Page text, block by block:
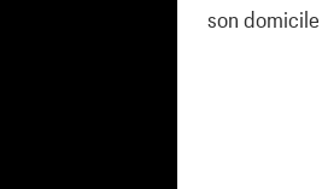
son domicile